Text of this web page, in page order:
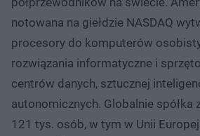
notowana na giełdzie NASDAQ
procesory do komputerów
rozwiązania informatyczne i
centrów danych, sztucznej
autonomicznych. Globalnie spółka
121 tys. osób, w tym w Unii